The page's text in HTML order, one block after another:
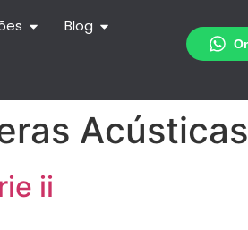
Blog
Acústicas
ii